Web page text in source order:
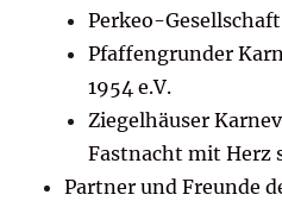
Perkeo-
Pfaffengrunder
1954 e.V.
Ziegelhäuser
Fastnacht mit Herz
Partner und Freunde